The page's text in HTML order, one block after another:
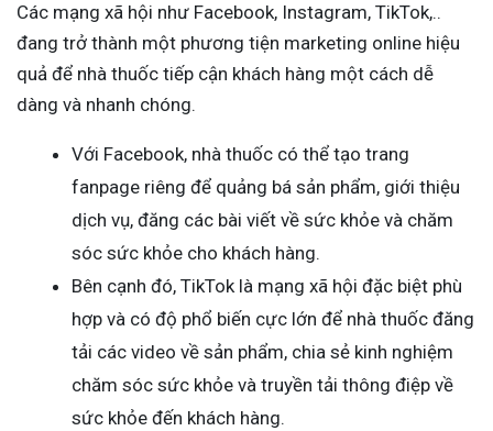
Các mạng xã hội như Facebook, Instagram, TikTok,..
đang trở thành một phương tiện marketing online hiệu
quả để nhà thuốc tiếp cận khách hàng một cách dễ
dàng và nhanh chóng.
Với Facebook, nhà thuốc có thể tạo trang
fanpage riêng để quảng bá sản phẩm, giới thiệu
dịch vụ, đăng các bài viết về sức khỏe và chăm
sóc sức khỏe cho khách hàng.
Bên cạnh đó, TikTok là mạng xã hội đặc biệt phù
hợp và có độ phổ biến cực lớn để nhà thuốc đăng
tải các video về sản phẩm, chia sẻ kinh nghiệm
chăm sóc sức khỏe và truyền tải thông điệp về
sức khỏe đến khách hàng.